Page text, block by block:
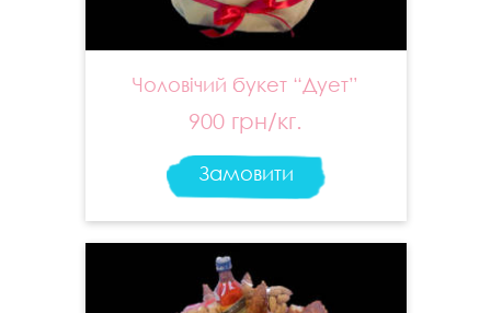
Чоловічий букет “Дует”
900 грн/кг.
Замовити